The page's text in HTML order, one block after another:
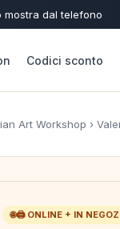
mostra dal telefono
Codici sconto
Art Workshop ›
🌐🖨️ ONLINE + IN